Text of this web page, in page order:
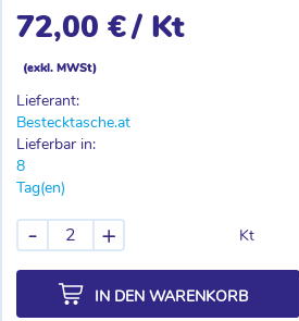
72,00 €/ Kt
(exkl. MWSt)
Lieferant:
Bestecktasche.at
Lieferbar in:
8
Tag(en)
Kt
- +
IN DEN WARENKORB